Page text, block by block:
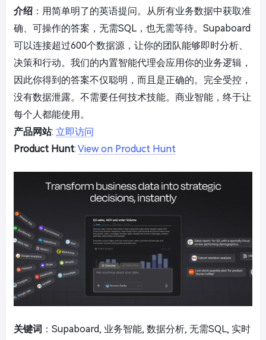
介绍 ：用简单明了的英语提问。从所有业务数据中获取准
确、可操作的答案，无需SQL，也无需等待。Supaboard
可以连接超过600个数据源，让你的团队能够即时分析、
决策和行动。我们的内置智能代理会应用你的业务逻辑，
因此你得到的答案不仅聪明，而且是正确的。完全受控，
没有数据泄露。不需要任何技术技能。商业智能，终于让
每个人都能使用。
产品网站: 立即访问
Product Hunt: View on Product Hunt
关键词 ：Supaboard, 业务智能, 数据分析, 无需SQL, 实时